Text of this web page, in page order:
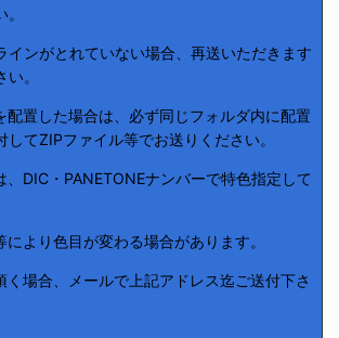
ンがとれていない場合、再送いただきます
。
置した場合は、必ず同じフォルダ内に配置
してZIPファイル等でお送りください。
DIC・PANETONEナンバーで特色指定して
より色目が変わる場合があります。
場合、メールで上記アドレス迄ご送付下さ